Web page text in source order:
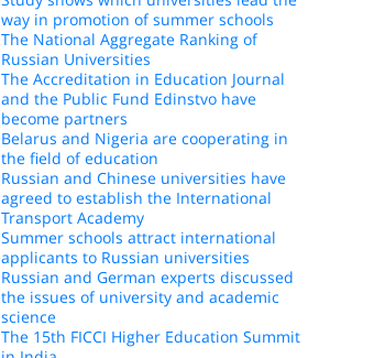
way in promotion of summer schools
The National Aggregate Ranking of
Russian Universities
The Accreditation in Education Journal
and the Public Fund Edinstvo have
become partners
Belarus and Nigeria are cooperating in
the field of education
Russian and Chinese universities have
agreed to establish the International
Transport Academy
Summer schools attract international
applicants to Russian universities
Russian and German experts discussed
the issues of university and academic
science
The 15th FICCI Higher Education Summit